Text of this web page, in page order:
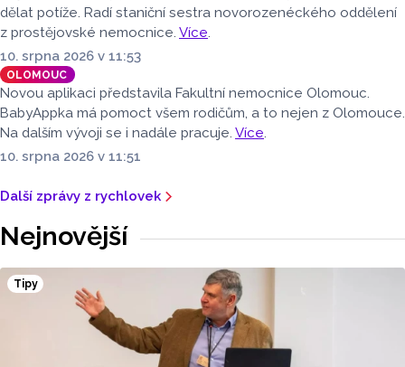
dělat potíže. Radí staniční sestra novorozenéckého oddělení
z prostějovské nemocnice. Více.
10. srpna 2026 v 11:53
OLOMOUC
Novou aplikaci představila Fakultní nemocnice Olomouc.
BabyAppka má pomoct všem rodičům, a to nejen z Olomouce.
Na dalším vývoji se i nadále pracuje. Více.
10. srpna 2026 v 11:51
Další zprávy z rychlovek
Nejnovější
Tipy